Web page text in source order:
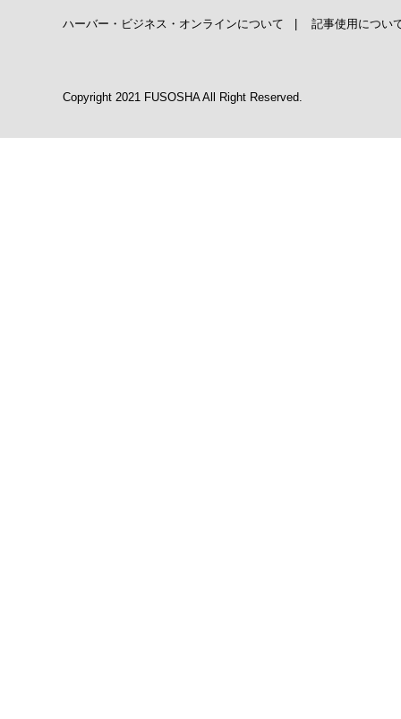
ハーバー・ビジネス・オンラインについて 記事使用につい
Copyright 2021 FUSOSHA All Right Reserved.